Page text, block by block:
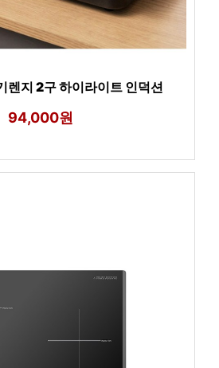
렌지 2구 하이라이트 인덕션
94,000원